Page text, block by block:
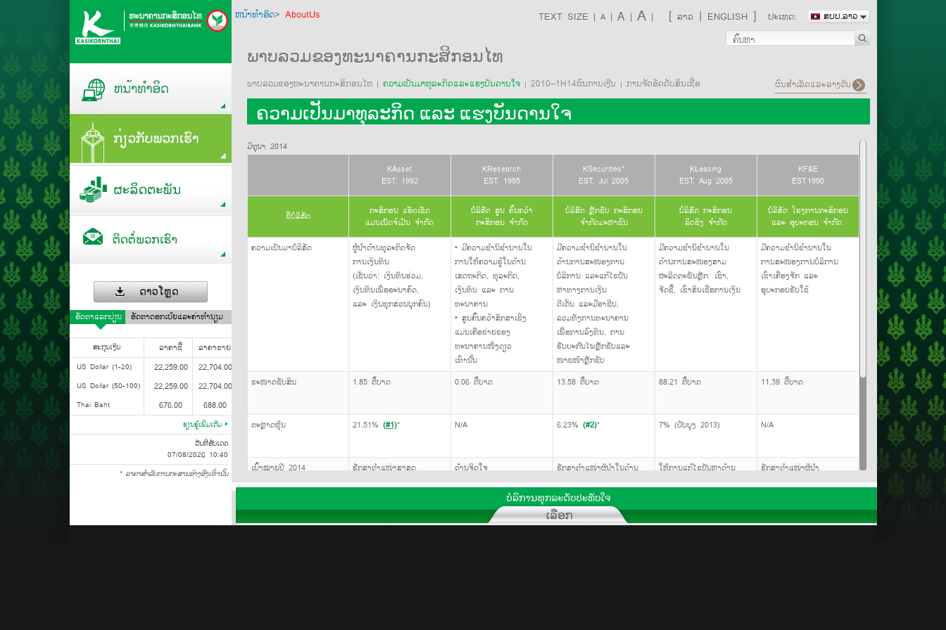
ອັດຕາແລກປ່ຽນ ອັດຕາດອກເບ້ຍແລະຄ່າທຳນຽມ
ສະກຸນເງິນ ລາຄາຊື້ ລາຄາຂາຍ
US Dollar (1-20) 22,259.00 22,704.00
US Dollar (50-100) 22,259.00 22,704.00
Thai Baht 676.00 688.00
ຮຽນຮູ້ເພີ່ມເຕີມ
ວັນທີ່ອັບເດດ
07/08/2026 10:40
*ລາຄາສໍາລັບການກະສານອ້າງອີງເທົ່ານັ້ນ
ຫນ້າທໍາອິດ> AboutUs TEXT SIZE | A | A | A | [ ລາວ | ENGLISH] ປະເທດ: ສປປ.ລາວ
ພາບລວມຂອງທະນາຄານກະສິກອນໄທ
ພາບລວມຂອງທະນາຄານກະສິກອນໄທ | ຄວາມເປັນມາທຸລະກິດແລະແຮງບັນດານໃຈ | 2010–1H14ຜົນການເງີນ | ການຈັດອັດດັບສິນເຊື່ອ ຜົນສຳເລັດແລະລາງວັນ
ຄວາມເປັນມາທຸລະກິດ ແລະ ແຮງບັນດານໃຈ
ມິຖຸນາ 2014
KAsset
EST. 1992
KResearch
EST. 1995
KSecurities*
EST. Jul 2005
KLeasing
EST. Aug 2005
KF&E
EST.1990
ຊື່ບໍລິສັດ
ກະສິກອນ ແອັດເຊັດ
ແມນເນັດຈ໌ເມັນ ຈຳກັດ
ບໍລິສັດ ສູນ ຄົ້ນຄວ້າ
ກະສິກອນ ຈຳກັດ
ບໍລິສັດ ຫຼັກຊັບ ກະສິກອນ
ຈຳກັດມະຫາຊົນ
ບໍລິສັດ ກະສິກອນ
ລິດຊິງ ຈຳກັດ
ບໍລິສັດ ໂຮງການກະສິກອນ
ແລະ ອຸປະກອນ ຈຳກັດ.
ຄວາມເປັນມາບໍລິສັດ
ຜູ້ນຳດ້ານທຸລະກິດຈັດ
ການເງິນທຶນ
(ເຊັ່ນວ່າ: ເງິນທຶນຮ່ວມ,
ເງິນທຶນເພື່ອອະນາຄົດ,
ແລະ ເງິນທຸກສ່ວນບຸກຄົນ)
• ມີຄວາມຊຳນິຊຳນານໃນ
ການໃຫ້ຄວາມຮູ້ໃນດ້ານ
ເສດຖະກິດ, ທຸລະກິດ,
ເງິນທຶນ ແລະ ການ
ທະນາຄານ
• ສູນຄົ້ນຄວ້າສຶກສາເຊິ່ງ
ແມ່ນເຄືອຂ່າຍຂອງ
ທະນາຄານໜຶ່ງດຽວ
ເທົ່ານັ້ນ
ມີຄວາມຊຳນິຊຳນານໃນ
ດ້ານການສະໜອງການ
ບໍລິການ ແລະແກ້ໄຂບັນ
ຫາທາງການເງິນ
ດີເດັ່ນ ແລະມືອາຊີບ,
ລວມທັງການທະນາຄານ
ເພື່ອການລົງທຶນ, ການ
ຮັບປະກັນໄພຫຼັກຊັບແລະ
ໜາຍໜ້າຫຼັກຊັບ
ມີຄວາມຊຳນິຊຳນານໃນ
ດ້ານການສະໜອງສາມ
ຜະລິດຕະພັນຫຼັກ: ເຊົ່າ,
ຈັດຊື້, ເຊົ່າສິນເຊື່ອການເງິນ
ມີຄວາມຊຳນິຊຳນານໃນ
ການສະໜອງການບໍລິການ
ເຊົ່າເຄື່ອງຈັກ ແລະ
ອຸປະກອບຮັບໃຊ້
ຂະໜາດຊັບສິນ 1.85 ຕື້ບາດ 0.06 ຕື້ບາດ 13.58 ຕື້ບາດ 88.21 ຕື້ບາດ 11.39 ຕື້ບາດ
ຕະຫຼາດຫຸ້ນ 21.51% (#1)* N/A 6.23% (#2)* 7% (ປັບປຸງ 2013) N/A
ເປົ້າໝາຍປີ 2014 ຮັກສາຕຳແໜ່ງສູງສຸດ
ດ້ານຈິດໃຈ
ສຳລັບສື່ມວນຊົນ ແລະ ລູກຄ້າ
ຂອງ KBank ແລະສາຂາທີ່
ຄຸ້ມຄອງທັງໝົດ
ຮັກສາຕຳແໜ່ງຜູ້ນຳໃນດ້ານ
ທຸລະກິດຫຼັກຊັບ
ໃຫ້ການແກ້ໄຂບັນຫາດ້ານ
ການເງິນແບບຄົບຖ້ວນ
ຊັບສິນໃຫ້ຢູ່ໃນສະພາບດີ
ຮັກສາຕຳແໜ່ງຜູ້ນຳ
ໃນການອຸດສະຫະກຳໃຫ້